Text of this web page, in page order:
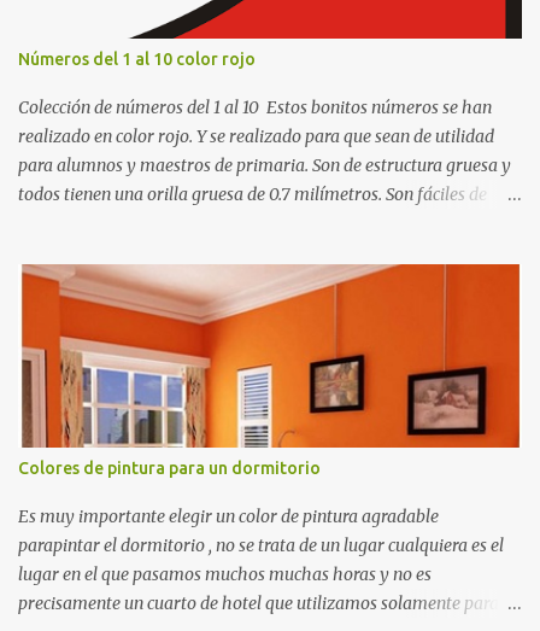
Números del 1 al 10 color rojo
Colección de números del 1 al 10 Estos bonitos números se han
realizado en color rojo. Y se realizado para que sean de utilidad
para alumnos y maestros de primaria. Son de estructura gruesa y
todos tienen una orilla gruesa de 0.7 milímetros. Son fáciles de
matemáticos, para decorar los cumpleaños de los niños, entre
otras cosas.
Colores de pintura para un dormitorio
Es muy importante elegir un color de pintura agradable
parapintar el dormitorio , no se trata de un lugar cualquiera es el
lugar en el que pasamos muchos muchas horas y no es
precisamente un cuarto de hotel que utilizamos solamente para